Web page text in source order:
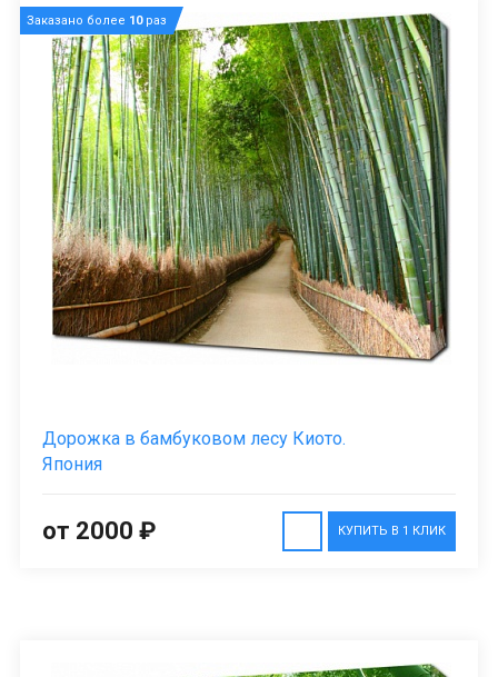
Заказано более 10раз
Дорожка в бамбуковом лесу Киото.
Япония
КУПИТЬ В 1 КЛИК
от 2000 ₽